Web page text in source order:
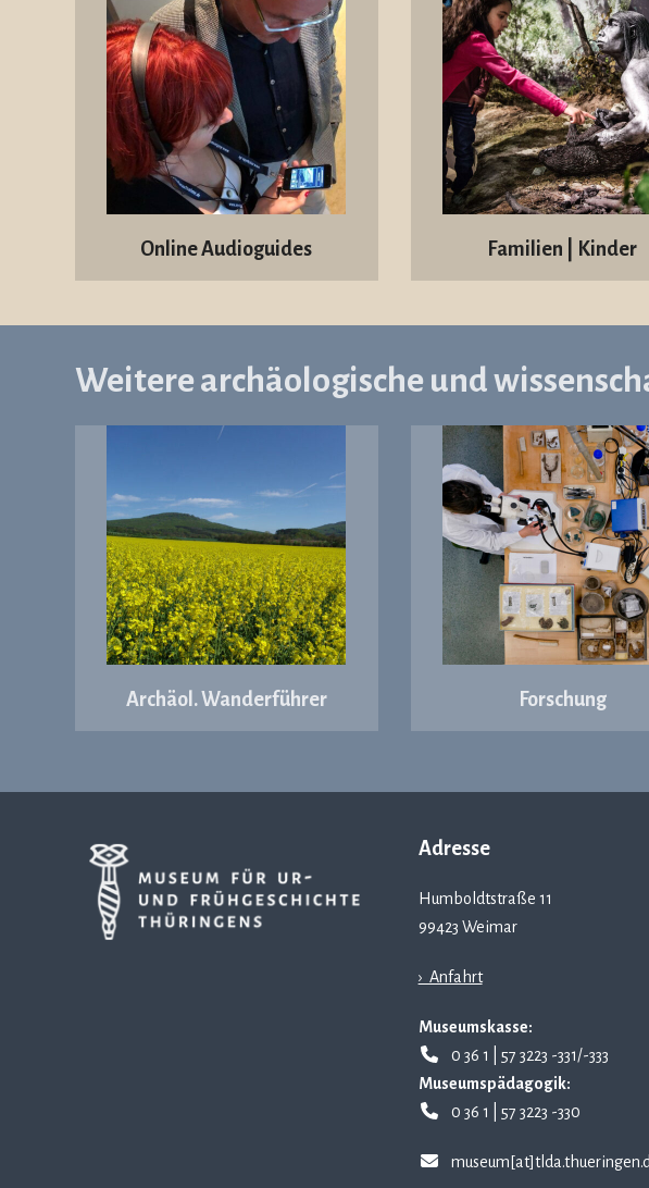
Online Audioguides Familien | Kinder
Weitere archäologische und
Archäol. Wanderführer Forschung
Adresse
Humboldtstraße 11
99423 Weimar
› Anfahrt
Museumskasse:
0 36 1 | 57 3223 -331/-333
Museumspädagogik:
0 36 1 | 57 3223 -330